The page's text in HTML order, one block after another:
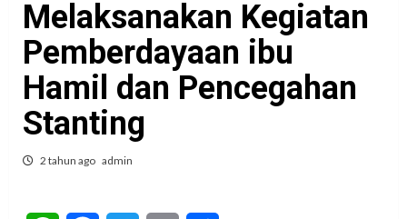
Melaksanakan Kegiatan
Pemberdayaan ibu
Hamil dan Pencegahan
Stanting
2 tahun ago admin